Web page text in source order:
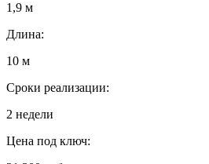
1,9 м
Длина:
10 м
Сроки реализации:
2 недели
Цена под ключ: